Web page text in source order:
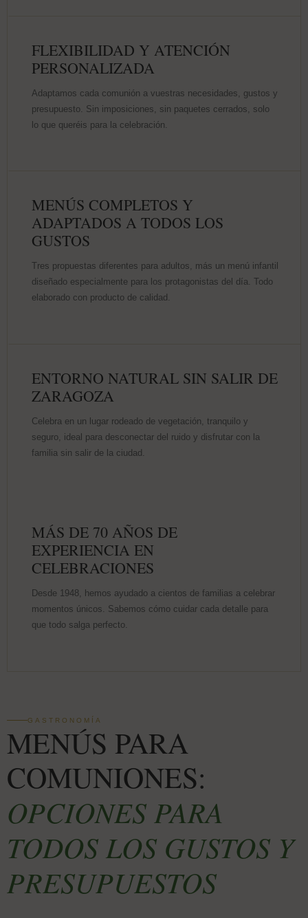
FLEXIBILIDAD Y ATENCIÓN
PERSONALIZADA
Adaptamos cada comunión a vuestras necesidades, gustos y
presupuesto. Sin imposiciones, sin paquetes cerrados, solo
lo que queréis para la celebración.
MENÚS COMPLETOS Y
ADAPTADOS A TODOS LOS
GUSTOS
Tres propuestas diferentes para adultos, más un menú infantil
diseñado especialmente para los protagonistas del día. Todo
elaborado con producto de calidad.
ENTORNO NATURAL SIN SALIR DE
ZARAGOZA
Celebra en un lugar rodeado de vegetación, tranquilo y
seguro, ideal para desconectar del ruido y disfrutar con la
familia sin salir de la ciudad.
MÁS DE 70 AÑOS DE
EXPERIENCIA EN
CELEBRACIONES
Desde 1948, hemos ayudado a cientos de familias a celebrar
momentos únicos. Sabemos cómo cuidar cada detalle para
que todo salga perfecto.
GASTRONOMÍA
MENÚS PARA
COMUNIONES:
OPCIONES PARA
TODOS LOS GUSTOS Y
PRESUPUESTOS